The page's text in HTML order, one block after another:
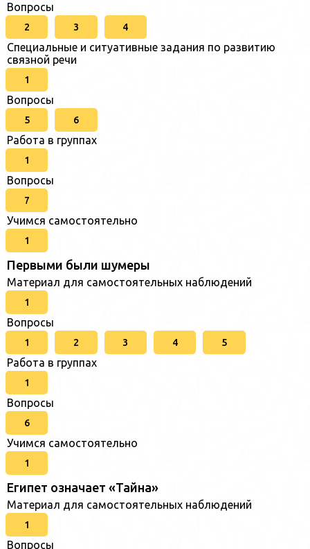
Вопросы
2 3 4
Специальные и ситуативные задания по развитию
связной речи
1
Вопросы
5 6
Работа в группах
1
Вопросы
7
Учимся самостоятельно
1
Первыми были шумеры
Материал для самостоятельных наблюдений
1
Вопросы
1 2 3 4 5
Работа в группах
1
Вопросы
6
Учимся самостоятельно
1
Египет означает «Тайна»
Материал для самостоятельных наблюдений
1
Вопросы